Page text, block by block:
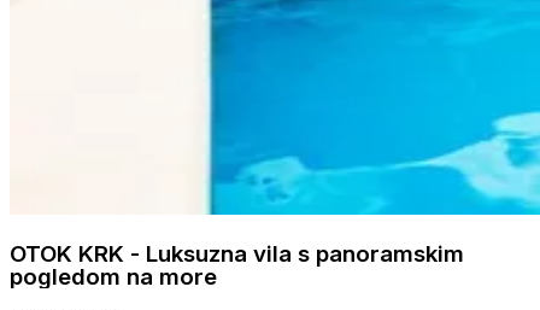
OTOK KRK - Luksuzna vila s panoramskim
pogledom na more